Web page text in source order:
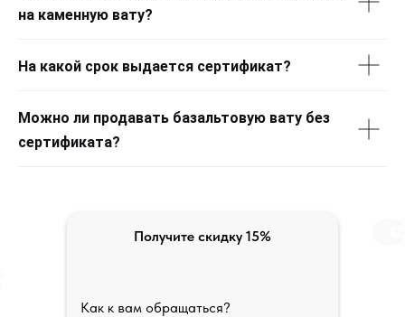
на каменную вату?
На какой срок выдается сертификат?
Можно ли продавать базальтовую вату без
сертификата?
Получите скидку 15%
Как к вам обращаться?